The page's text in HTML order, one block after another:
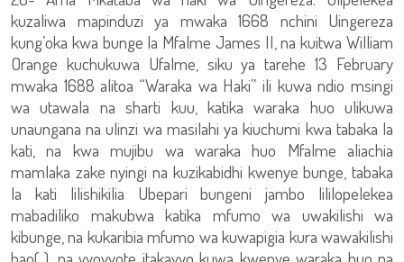
kuzaliwa mapinduzi ya mwaka 1668 nchini Uingereza
kung’oka kwa bunge la Mfalme James II, na kuitwa William
Orange kuchukuwa Ufalme, siku ya tarehe 13 February
mwaka 1688 alitoa “Waraka wa Haki” ili kuwa ndio msingi
wa utawala na sharti kuu, katika waraka huo ulikuwa
unaungana na ulinzi wa masilahi ya kiuchumi kwa tabaka la
kati, na kwa mujibu wa waraka huo Mfalme aliachia
mamlaka zake nyingi na kuzikabidhi kwenye bunge, tabaka
la kati lilishikilia Ubepari bungeni jambo lililopelekea
mabadiliko makubwa katika mfumo wa uwakilishi wa
kibunge, na kukaribia mfumo wa kuwapigia kura wawakilishi